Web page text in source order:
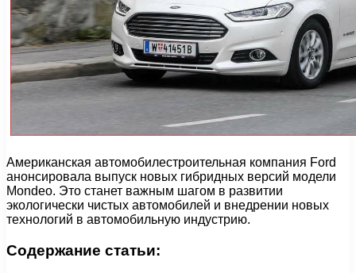
Американская автомобилестроительная компания Ford
анонсировала выпуск новых гибридных версий модели
Mondeo. Это станет важным шагом в развитии
экологически чистых автомобилей и внедрении новых
технологий в автомобильную индустрию.
Содержание статьи: